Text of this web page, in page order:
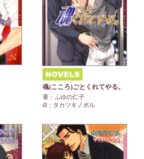
魂(こころ)ごとくれてやる。
著：ふゆの仁子
ill：タカツキノボル